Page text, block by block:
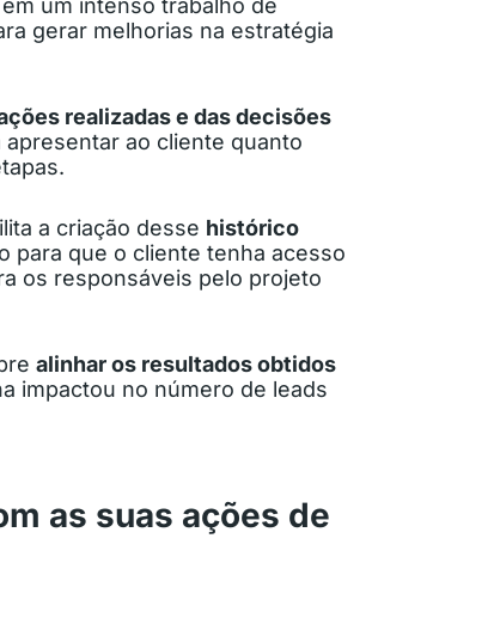
um intenso trabalho de
gerar melhorias na estratégia
realizadas e das decisões
ao cliente quanto
a criação desse histórico
para que o cliente tenha acesso
os responsáveis pelo projeto
alinhar os resultados obtidos
impactou no número de leads
as suas ações de